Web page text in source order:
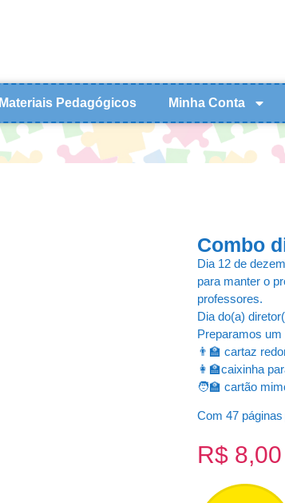
Materiais Pedagógicos Minha Conta
Combo
Dia 12 de
para manter o
professores.
Dia do(a)
Preparamos
👨‍🏫 cartaz
👩‍🏫caixinha
🧑‍🏫 cartão
Com 47
R$ 8,00